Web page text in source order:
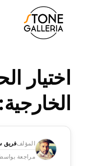
اختيار
المؤلففريق
مراجعة